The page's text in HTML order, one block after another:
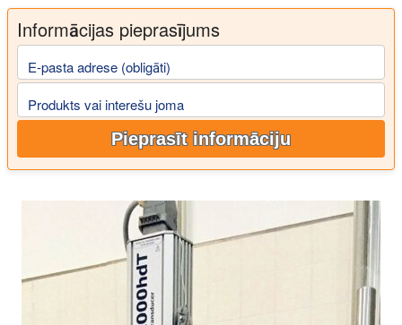
Informācijas pieprasījums
E-pasta adrese (obligāti)
Produkts vai interešu joma
Pieprasīt informāciju